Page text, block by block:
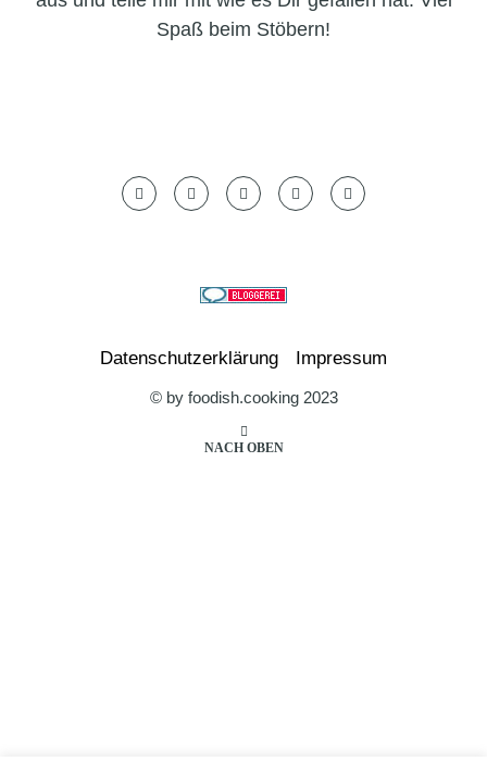
Spaß beim Stöbern!
Datenschutzerklärung Impressum
© by foodish.cooking 2023
NACH OBEN